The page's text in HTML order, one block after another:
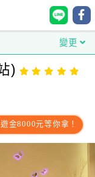
變更
)
金8000元等你拿！